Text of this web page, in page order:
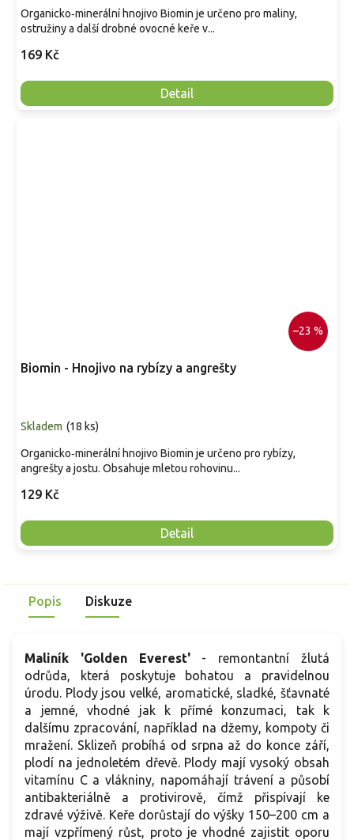
169 Kč
Detail
Organicko‑minerální hnojivo Biomin je určeno pro maliny,
ostružiny a další drobné ovocné keře v...
–23 %
Biomin - Hnojivo na rybízy a angrešty
Skladem (18 ks)
129 Kč
Detail
Organicko‑minerální hnojivo Biomin je určeno pro rybízy,
angrešty a jostu. Obsahuje mletou rohovinu...
Popis Diskuze
Maliník 'Golden Everest'- remontantní žlutá
odrůda, která poskytuje bohatou a pravidelnou
úrodu. Plody jsou velké, aromatické, sladké, šťavnaté
a jemné, vhodné jak k přímé konzumaci, tak k
dalšímu zpracování, například na džemy, kompoty či
mražení. Sklizeň probíhá od srpna až do konce září,
plodí na jednoletém dřevě. Plody mají vysoký obsah
vitamínu C a vlákniny, napomáhají trávení a působí
antibakteriálně a protivirově, čímž přispívají ke
zdravé výživě. Keře dorůstají do výšky 150–200 cm a
mají vzpřímený růst, proto je vhodné zajistit oporu